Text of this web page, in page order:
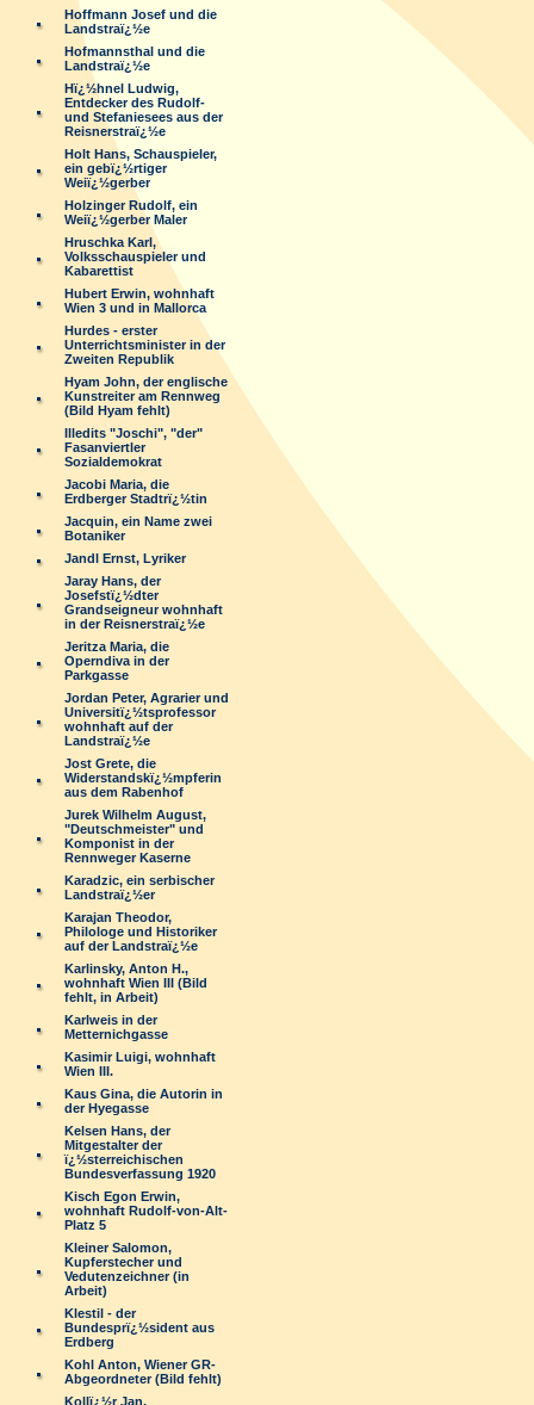
Hoffmann Josef und die
Landstraï¿½e
Hofmannsthal und die
Landstraï¿½e
Hï¿½hnel Ludwig,
Entdecker des Rudolf-
und Stefaniesees aus der
Reisnerstraï¿½e
Holt Hans, Schauspieler,
ein gebï¿½rtiger
Weiï¿½gerber
Holzinger Rudolf, ein
Weiï¿½gerber Maler
Hruschka Karl,
Volksschauspieler und
Kabarettist
Hubert Erwin, wohnhaft
Wien 3 und in Mallorca
Hurdes - erster
Unterrichtsminister in der
Zweiten Republik
Hyam John, der englische
Kunstreiter am Rennweg
(Bild Hyam fehlt)
Illedits "Joschi", "der"
Fasanviertler
Sozialdemokrat
Jacobi Maria, die
Erdberger Stadtrï¿½tin
Jacquin, ein Name zwei
Botaniker
Jandl Ernst, Lyriker
Jaray Hans, der
Josefstï¿½dter
Grandseigneur wohnhaft
in der Reisnerstraï¿½e
Jeritza Maria, die
Operndiva in der
Parkgasse
Jordan Peter, Agrarier und
Universitï¿½tsprofessor
wohnhaft auf der
Landstraï¿½e
Jost Grete, die
Widerstandskï¿½mpferin
aus dem Rabenhof
Jurek Wilhelm August,
"Deutschmeister" und
Komponist in der
Rennweger Kaserne
Karadzic, ein serbischer
Landstraï¿½er
Karajan Theodor,
Philologe und Historiker
auf der Landstraï¿½e
Karlinsky, Anton H.,
wohnhaft Wien III (Bild
fehlt, in Arbeit)
Karlweis in der
Metternichgasse
Kasimir Luigi, wohnhaft
Wien III.
Kaus Gina, die Autorin in
der Hyegasse
Kelsen Hans, der
Mitgestalter der
ï¿½sterreichischen
Bundesverfassung 1920
Kisch Egon Erwin,
wohnhaft Rudolf-von-Alt-
Platz 5
Kleiner Salomon,
Kupferstecher und
Vedutenzeichner (in
Arbeit)
Klestil - der
Bundesprï¿½sident aus
Erdberg
Kohl Anton, Wiener GR-
Abgeordneter (Bild fehlt)
Kollï¿½r Jan,